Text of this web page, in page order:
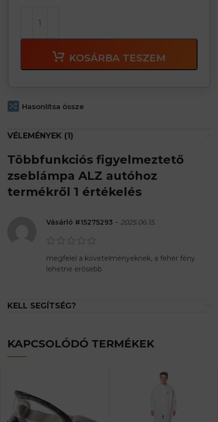
KOSÁRBA TESZEM
Hasonlítsa össze
VÉLEMÉNYEK (1)
Többfunkciós figyelmeztető
zseblámpa ALZ autóhoz
termékről 1 értékelés
Vásárló #15275293 – 2025.06.15.
megfelel a követelményeknek, a fehér fény
lehetne erősebb
KELL SEGÍTSÉG?
KAPCSOLÓDÓ TERMÉKEK